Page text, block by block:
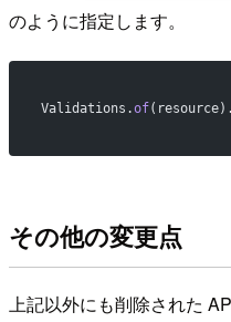
のように指定します。
Validations.of(resource).
その他の変更点
上記以外にも削除された